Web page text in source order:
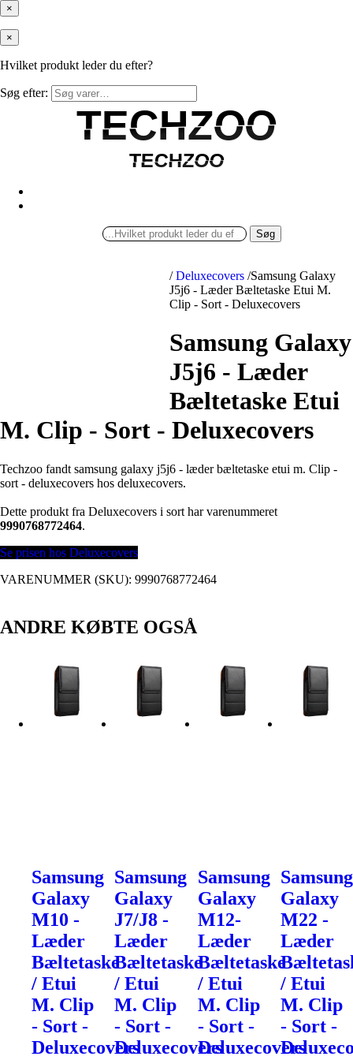
×
×
Hvilket produkt leder du efter?
Søg efter:
TECHZOO
TECHZOO
TECHZOO
TECHZOO
Søg
/ Deluxecovers /Samsung Galaxy
J5j6 - Læder Bæltetaske Etui M.
Clip - Sort - Deluxecovers
Samsung Galaxy
J5j6 - Læder
Bæltetaske Etui
M. Clip - Sort - Deluxecovers
Techzoo fandt samsung galaxy j5j6 - læder bæltetaske etui m. Clip -
sort - deluxecovers hos deluxecovers.
Dette produkt fra Deluxecovers i sort har varenummeret
9990768772464.
Se prisen hos Deluxecovers
VARENUMMER (SKU): 9990768772464
ANDRE KØBTE OGSÅ
Samsung
Galaxy
M10 -
Læder
Bæltetaske
/ Etui
M. Clip
- Sort -
Deluxecovers
Samsung
Galaxy
J7/J8 -
Læder
Bæltetaske
/ Etui
M. Clip
- Sort -
Deluxecovers
Samsung
Galaxy
M12-
Læder
Bæltetaske
/ Etui
M. Clip
- Sort -
Deluxecovers
Samsung
Galaxy
M22 -
Læder
/ Etui
M. Clip
- Sort -